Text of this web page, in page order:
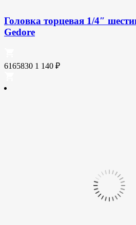
Головка торцевая 1/4″
Gedore
6165830 1 140 ₽